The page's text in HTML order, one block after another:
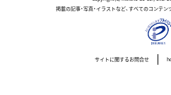
掲載の記事・写真・イラストなど、すべてのコンテン
サイトに関するお問合せ